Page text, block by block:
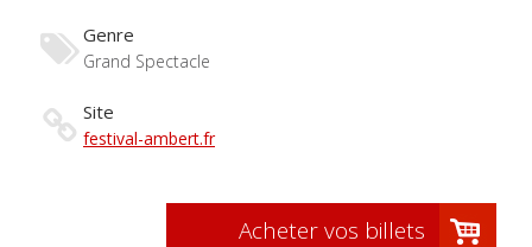
Genre
Grand Spectacle
Site
festival-ambert.fr
Acheter vos billets